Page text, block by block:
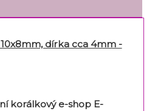
dírka cca 4mm -
korálkový e-shop E-